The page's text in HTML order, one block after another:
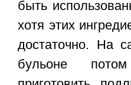
быть
хотя этих
достаточно. На
бульоне